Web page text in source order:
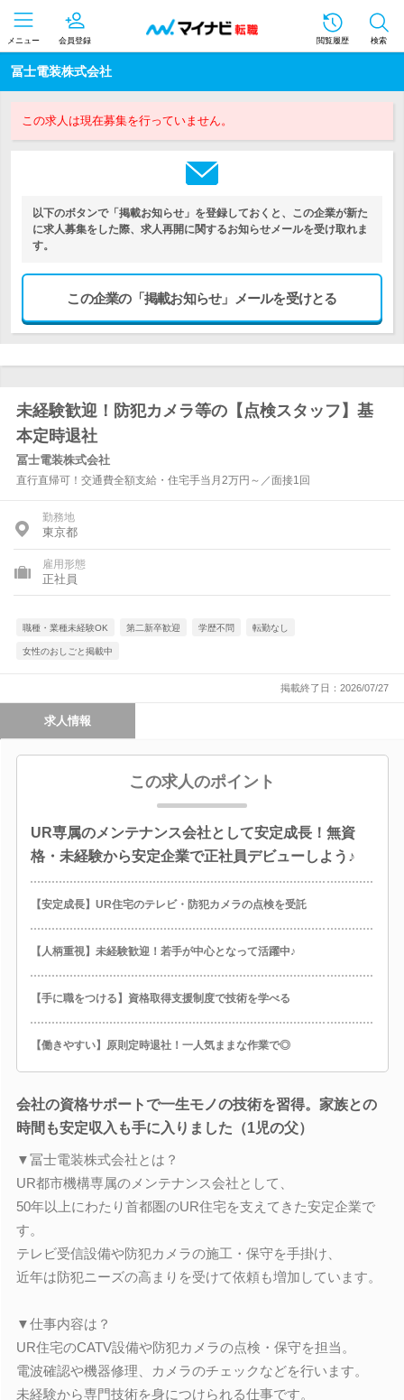
メニュー 会員登録 閲覧履歴 検索
冨士電装株式会社
この求人は現在募集を行っていません。
以下のボタンで「掲載お知らせ」を登録しておくと、この企業が新た
に求人募集をした際、求人再開に関するお知らせメールを受け取れま
す。
この企業の「掲載お知らせ」メールを受けとる
未経験歓迎！防犯カメラ等の【点検スタッフ】基
本定時退社
冨士電装株式会社
直行直帰可！交通費全額支給・住宅手当月2万円～／面接1回
勤務地
東京都
雇用形態
正社員
職種・業種未経験OK 第二新卒歓迎 学歴不問 転勤なし
女性のおしごと掲載中
掲載終了日：2026/07/27
求人情報
この求人のポイント
UR専属のメンテナンス会社として安定成長！無資
格・未経験から安定企業で正社員デビューしよう♪
【安定成長】UR住宅のテレビ・防犯カメラの点検を受託
【人柄重視】未経験歓迎！若手が中心となって活躍中♪
【手に職をつける】資格取得支援制度で技術を学べる
【働きやすい】原則定時退社！一人気ままな作業で◎
会社の資格サポートで一生モノの技術を習得。家族との
時間も安定収入も手に入りました（1児の父）
▼冨士電装株式会社とは？
UR都市機構専属のメンテナンス会社として、
50年以上にわたり首都圏のUR住宅を支えてきた安定企業で
す。
テレビ受信設備や防犯カメラの施工・保守を手掛け、
近年は防犯ニーズの高まりを受けて依頼も増加しています。
▼仕事内容は？
UR住宅のCATV設備や防犯カメラの点検・保守を担当。
電波確認や機器修理、カメラのチェックなどを行います。
未経験から専門技術を身につけられる仕事です。